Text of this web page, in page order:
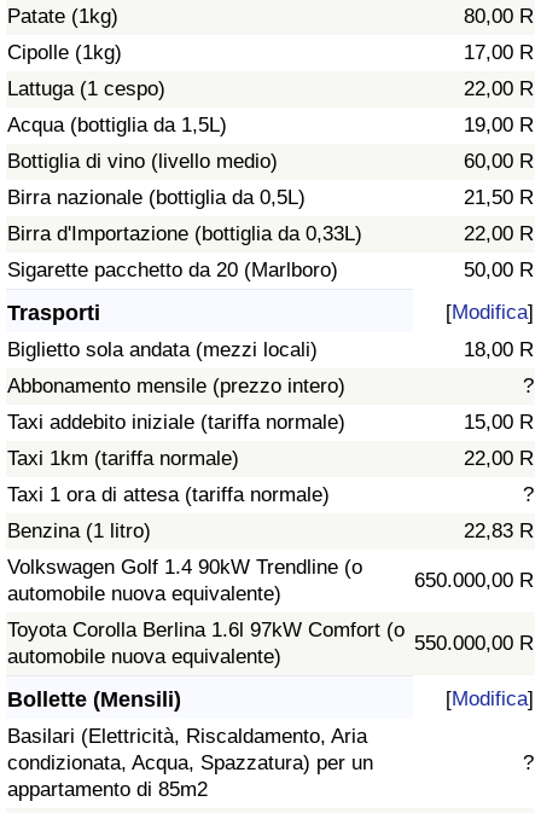
Patate (1kg)
80,00 R
Cipolle (1kg)
17,00 R
Lattuga (1 cespo)
22,00 R
Acqua (bottiglia da 1,5L)
19,00 R
Bottiglia di vino (livello medio)
60,00 R
Birra nazionale (bottiglia da 0,5L)
21,50 R
Birra d'Importazione (bottiglia da 0,33L)
22,00 R
Sigarette pacchetto da 20 (Marlboro)
50,00 R
Trasporti [Modifica]
Biglietto sola andata (mezzi locali)
18,00 R
Abbonamento mensile (prezzo intero)
?
Taxi addebito iniziale (tariffa normale)
15,00 R
Taxi 1km (tariffa normale)
22,00 R
Taxi 1 ora di attesa (tariffa normale)
?
Benzina (1 litro)
22,83 R
Volkswagen Golf 1.4 90kW Trendline (o
automobile nuova equivalente)
650.000,00 R
Toyota Corolla Berlina 1.6l 97kW Comfort (o
automobile nuova equivalente)
550.000,00 R
Bollette (Mensili) [Modifica]
Basilari (Elettricità, Riscaldamento, Aria
condizionata, Acqua, Spazzatura) per un
appartamento di 85m2
?
Indice di inquinamento
Indice dell’Inquinamento per Nazione
Traffico
Indice del Traffico
Indice del traffico (Corrente)
Indice del traffico per Nazione